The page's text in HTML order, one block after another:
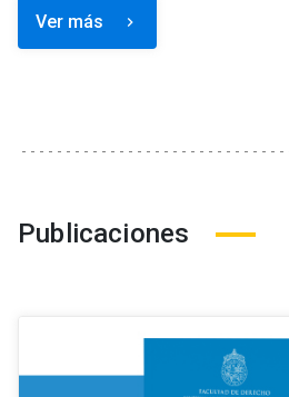
Ver más keyboard_arrow_right
Publicaciones